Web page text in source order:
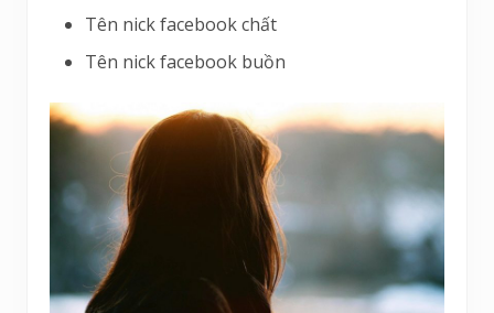
Tên nick facebook chất
Tên nick facebook buồn